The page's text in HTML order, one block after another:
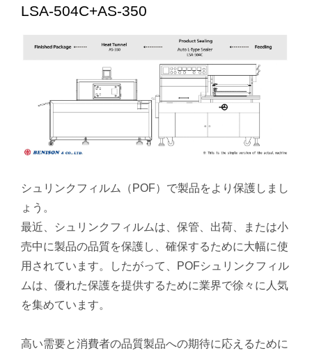
LSA-504C+AS-350
シュリンクフィルム（POF）で製品をより保護しまし
ょう。
最近、シュリンクフィルムは、保管、出荷、または小
売中に製品の品質を保護し、確保するために大幅に使
用されています。したがって、POFシュリンクフィル
ムは、優れた保護を提供するために業界で徐々に人気
を集めています。
高い需要と消費者の品質製品への期待に応えるために